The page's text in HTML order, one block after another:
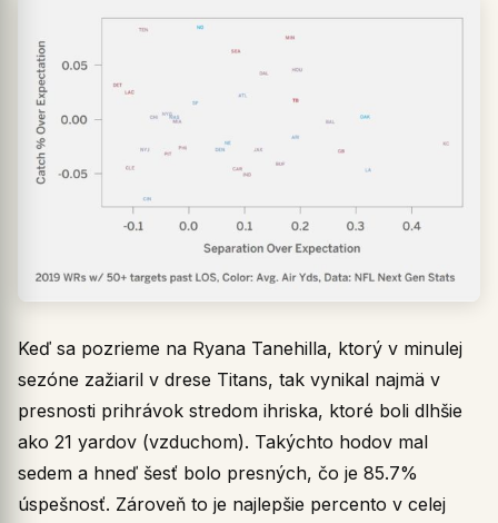
Keď sa pozrieme na Ryana Tanehilla, ktorý v minulej
sezóne zažiaril v drese Titans, tak vynikal najmä v
presnosti prihrávok stredom ihriska, ktoré boli dlhšie
ako 21 yardov (vzduchom). Takýchto hodov mal
sedem a hneď šesť bolo presných, čo je 85.7%
úspešnosť. Zároveň to je najlepšie percento v celej